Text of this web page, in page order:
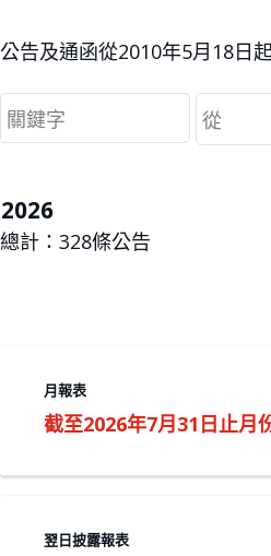
公告及通函從2010年5月18日
從
2026
總計： 328條公告
月報表
截至2026年7月31日止月
翌日披露報表